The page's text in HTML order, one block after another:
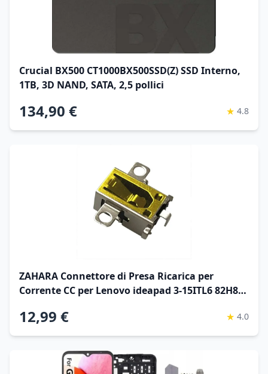
Crucial BX500 CT1000BX500SSD(Z) SSD Interno,
1TB, 3D NAND, SATA, 2,5 pollici
134,90 € ★ 4.8
ZAHARA Connettore di Presa Ricarica per
Corrente CC per Lenovo ideapad 3-15ITL6 82H8
14IML05
12,99 € ★ 4.0